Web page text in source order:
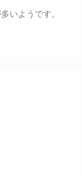
いようです。